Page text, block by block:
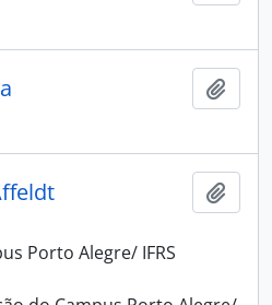
Porto Alegre/ IFRS